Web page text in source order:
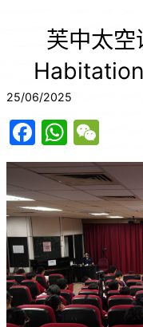
芙中太
25/06/2025
F
a
c
e
b
o
o
k
W
h
at
s
A
p
p
e
C
h
at